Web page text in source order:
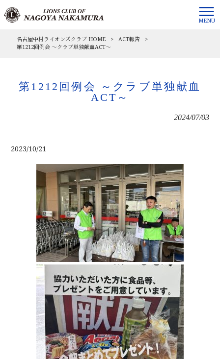
MENU
名古屋中村ライオンズクラブ HOME > ACT報告
>
第1212回例会 ～クラブ単独献血ACT～
第1212回例会 ～クラブ単独献血
ACT～
2024/07/03
2023/10/21